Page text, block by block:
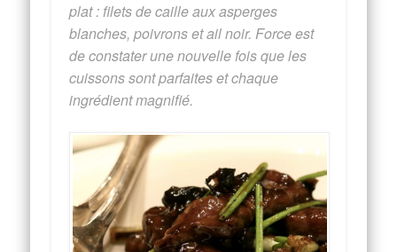
plat : filets de caille aux asperges
blanches, poivrons et ail noir. Force est
de constater une nouvelle fois que les
cuissons sont parfaites et chaque
ingrédient magnifié.